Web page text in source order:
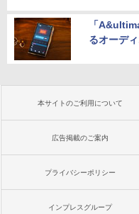
「
るオーデ
本サイトのご利用について
広告掲載のご案内
プライバシーポリシー
インプレスグループ